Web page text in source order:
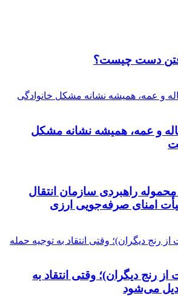
دست چیست؟
و عمه، همیشه نشانه مشکل
راهبردی سازمان انتقال
امنای صرفه‌جویی ارزی
رنج دیگران)؛ وقتی انتقاد به
می‌شود